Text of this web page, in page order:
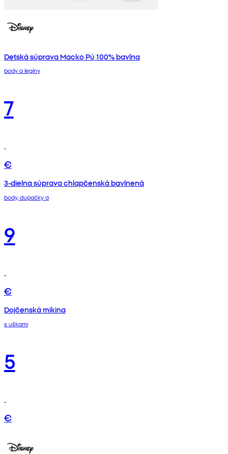
Detská súprava Macko Pú 100% bavlna
body a legíny
7
€
3-dielna súprava chlapčenská bavlnená
body, dupačky a
9
€
Dojčenská mikina
s uškami
5
€